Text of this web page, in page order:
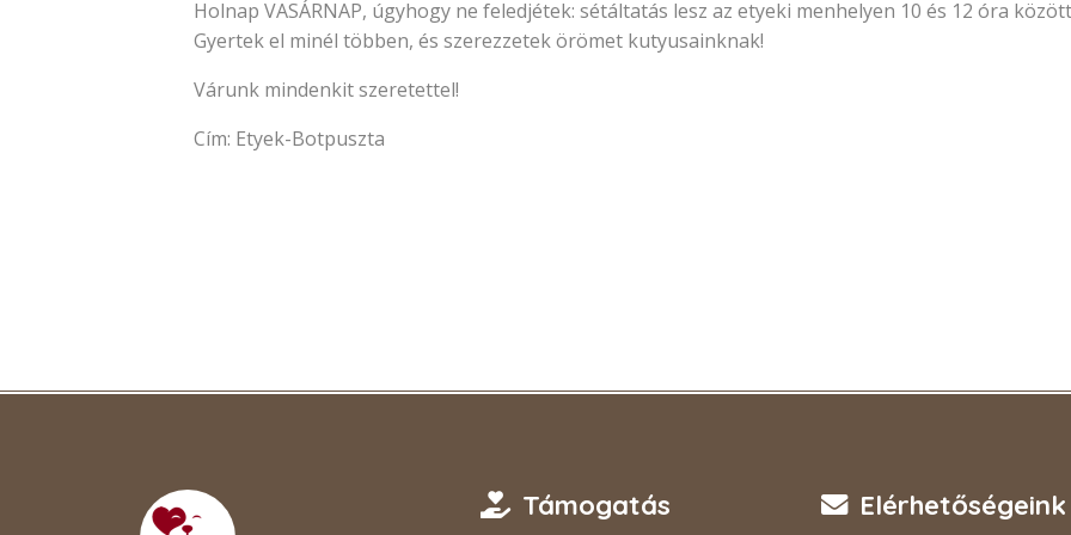
Holnap VASÁRNAP, úgyhogy ne feledjétek: sétáltatás lesz az etyeki menhelyen 10 és 12 óra
Gyertek el minél többen, és szerezzetek örömet kutyusainknak!
Várunk mindenkit szeretettel!
Cím: Etyek-Botpuszta
Támogatás Elérhetőségeink